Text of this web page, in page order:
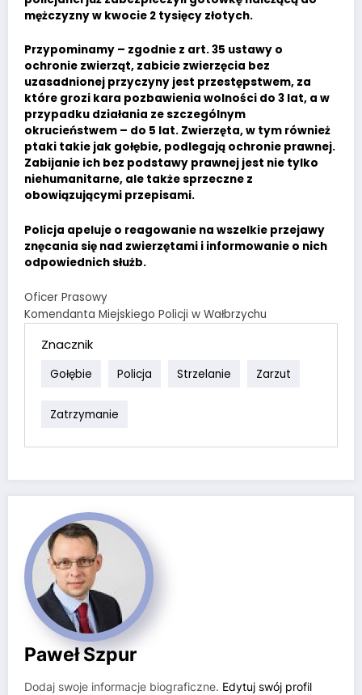
mężczyzny w kwocie 2 tysięcy złotych.
Przypominamy – zgodnie z art. 35 ustawy o
ochronie zwierząt, zabicie zwierzęcia bez
uzasadnionej przyczyny jest przestępstwem, za
które grozi kara pozbawienia wolności do 3 lat, a w
przypadku działania ze szczególnym
okrucieństwem – do 5 lat. Zwierzęta, w tym również
ptaki takie jak gołębie, podlegają ochronie prawnej.
Zabijanie ich bez podstawy prawnej jest nie tylko
niehumanitarne, ale także sprzeczne z
obowiązującymi przepisami.
Policja apeluje o reagowanie na wszelkie przejawy
znęcania się nad zwierzętami i informowanie o nich
odpowiednich służb.
Oficer Prasowy
Komendanta Miejskiego Policji w Wałbrzychu
Znacznik
Gołębie Policja Strzelanie Zarzut
Zatrzymanie
Paweł Szpur
Dodaj swoje informacje biograficzne. Edytuj swój profil